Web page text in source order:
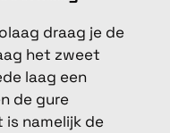
draag je de
het zweet
laag een
de gure
namelijk de